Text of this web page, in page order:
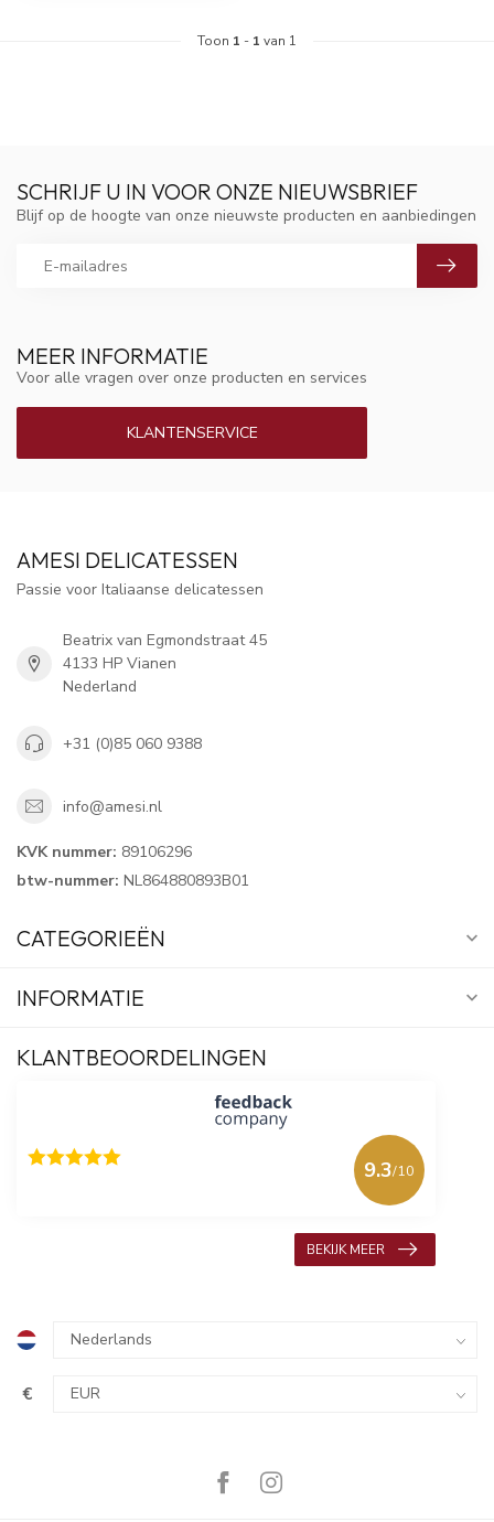
Toon 1 - 1 van 1
MEER INFORMATIE
Voor alle vragen over onze producten en services
KLANTENSERVICE
SCHRIJF U IN VOOR ONZE NIEUWSBRIEF
Blijf op de hoogte van onze nieuwste producten en aanbiedingen
AMESI DELICATESSEN
Passie voor Italiaanse delicatessen
Beatrix van Egmondstraat 45
4133 HP Vianen
Nederland
+31 (0)85 060 9388
info@amesi.nl
KVK nummer: 89106296
btw-nummer: NL864880893B01
CATEGORIEËN
INFORMATIE
KLANTBEOORDELINGEN
9.3/10
BEKIJK MEER
€